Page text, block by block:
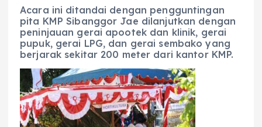
Acara ini ditandai dengan pengguntingan
pita KMP Sibanggor Jae dilanjutkan dengan
peninjauan gerai apootek dan klinik, gerai
pupuk, gerai LPG, dan gerai sembako yang
berjarak sekitar 200 meter dari kantor KMP.